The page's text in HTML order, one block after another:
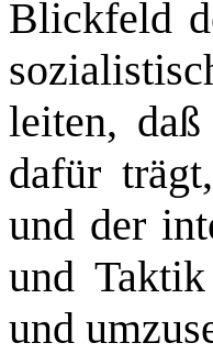
Blickfeld
leiten,
dafür
und der
und
und